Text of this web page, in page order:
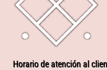
Horario de atención al